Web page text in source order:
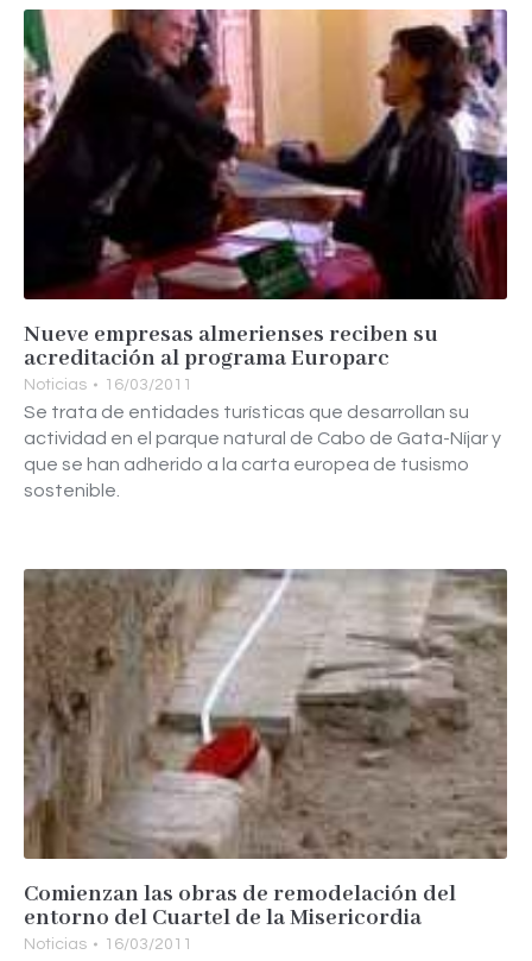
Nueve empresas almerienses reciben su
acreditación al programa Europarc
Noticias 16/03/2011
Se trata de entidades turísticas que desarrollan su
actividad en el parque natural de Cabo de Gata-Níjar y
que se han adherido a la carta europea de tusismo
sostenible.
Comienzan las obras de remodelación del
entorno del Cuartel de la Misericordia
Noticias 16/03/2011